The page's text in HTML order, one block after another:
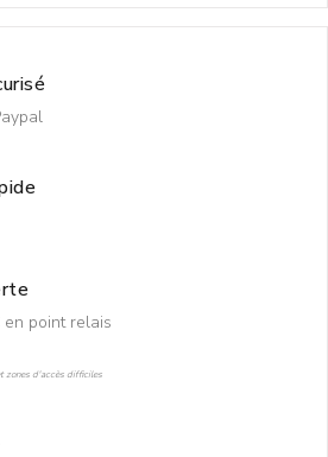
point relais
zones d'accès difficiles